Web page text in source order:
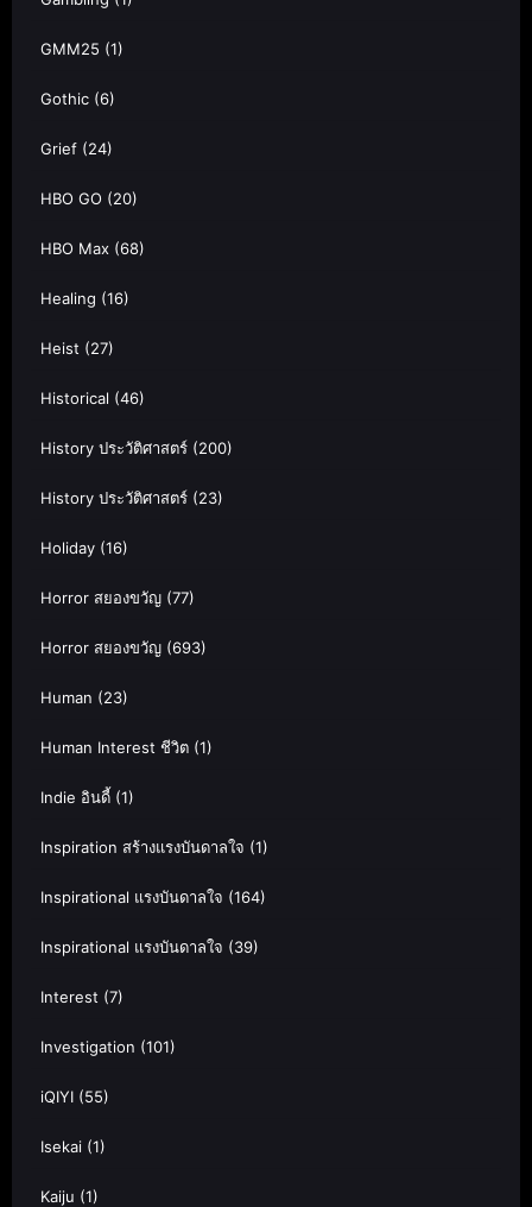
GMM25 (1)
Gothic (6)
Grief (24)
HBO GO (20)
HBO Max (68)
Healing (16)
Heist (27)
Historical (46)
History ประวัติศาสตร์ (200)
History ประวัติศาสตร์ (23)
Holiday (16)
Horror สยองขวัญ (77)
Horror สยองขวัญ (693)
Human (23)
Human Interest ชีวิต (1)
Indie อินดี้ (1)
Inspiration สร้างแรงบันดาลใจ (1)
Inspirational แรงบันดาลใจ (164)
Inspirational แรงบันดาลใจ (39)
Interest (7)
Investigation (101)
iQIYI (55)
Isekai (1)
Kaiju (1)